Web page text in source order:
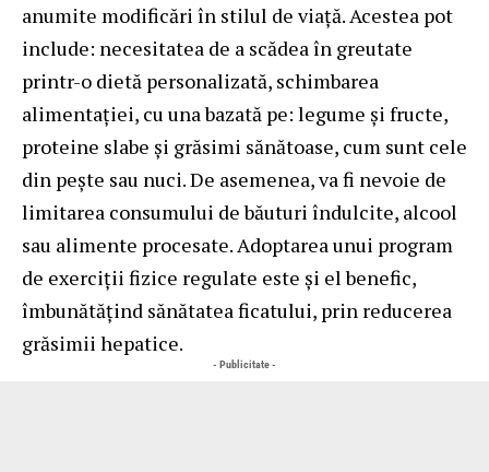
anumite modificări în stilul de viață. Acestea pot
include: necesitatea de a scădea în greutate
printr-o dietă personalizată, schimbarea
alimentației, cu una bazată pe: legume și fructe,
proteine slabe și grăsimi sănătoase, cum sunt cele
din pește sau nuci. De asemenea, va fi nevoie de
limitarea consumului de băuturi îndulcite, alcool
sau alimente procesate. Adoptarea unui program
de exerciții fizice regulate este și el benefic,
îmbunătățind sănătatea ficatului, prin reducerea
grăsimii hepatice.
- Publicitate -